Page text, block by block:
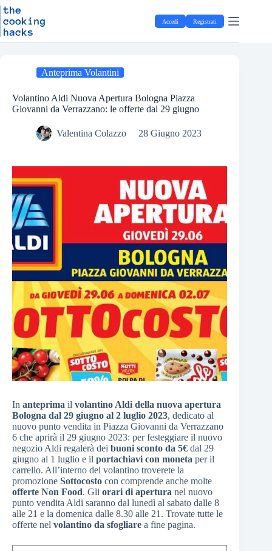
S
t
Salta
al
contenuto
Accedi Registrati
Anteprima Volantini
Volantino Aldi Nuova Apertura Bologna Piazza
Giovanni da Verrazzano: le offerte dal 29 giugno
Valentina Colazzo 28 Giugno 2023
In anteprima il volantino Aldi della nuova apertura
Bologna dal 29 giugno al 2 luglio 2023, dedicato al
nuovo punto vendita in Piazza Giovanni da Verrazzano
6 che aprirà il 29 giugno 2023: per festeggiare il nuovo
negozio Aldi regalerà dei buoni sconto da 5€ dal 29
giugno al 1 luglio e il portachiavi con moneta per il
carrello. All’interno del volantino troverete la
promozione Sottocosto con comprende anche molte
offerte Non Food. Gli orari di apertura nel nuovo
punto vendita Aldi saranno dal lunedì al sabato dalle 8
alle 21 e la domenica dalle 8.30 alle 21. Trovate tutte le
offerte nel volantino da sfogliare a fine pagina.